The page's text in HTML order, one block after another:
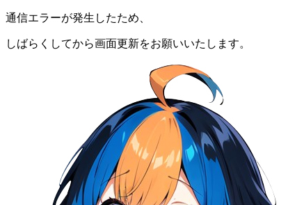
通信エラーが発生したため、
しばらくしてから画面更新をお願いいたします。